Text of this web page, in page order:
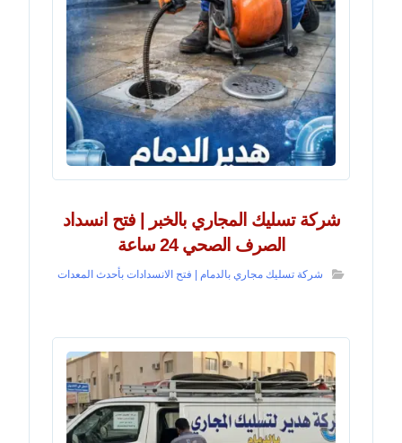
شركة تسليك المجاري بالخبر | فتح انسداد
الصرف الصحي 24 ساعة
شركة تسليك مجاري بالدمام | فتح الانسدادات بأحدث المعدات